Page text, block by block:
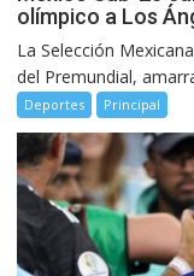
olímpico a Los
La Selección
del Premundial,
Deportes Principal